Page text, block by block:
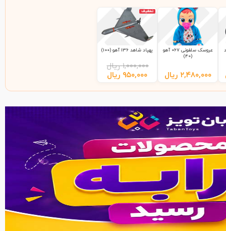
عروسک سلفونی 067 آهو
(40)
۲,۴۸۰,۰۰۰ ریال
تخفیف
پهپاد شاهد 136 آهو (100)
۱,۰۰۰,۰۰۰ ریال
۹۵۰,۰۰۰ ریال